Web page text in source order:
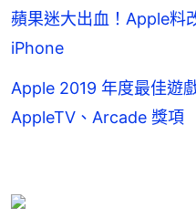
蘋果迷大出血！Apple
iPhone
Apple 2019 年度最佳遊
AppleTV、Arcade 獎項